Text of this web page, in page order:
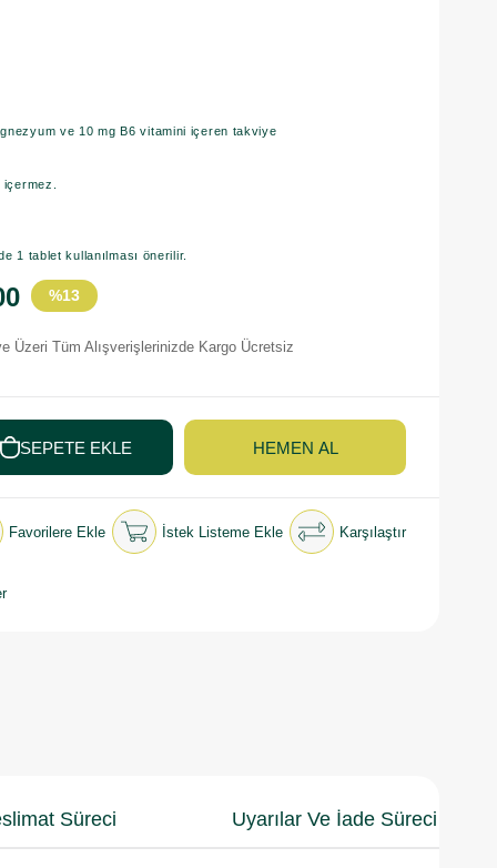
ve 10 mg B6 vitamini içeren takviye
1 tablet kullanılması önerilir.
%13
Üzeri Tüm Alışverişlerinizde Kargo Ücretsiz
Favorilere Ekle İstek Listeme Ekle Karşılaştır
Süreci Uyarılar Ve İade Süreci